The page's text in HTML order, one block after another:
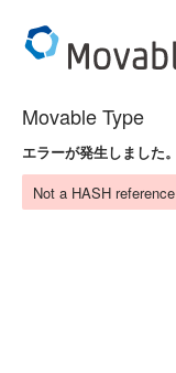
Movable Type
エラーが発生しました。
Not a HASH reference